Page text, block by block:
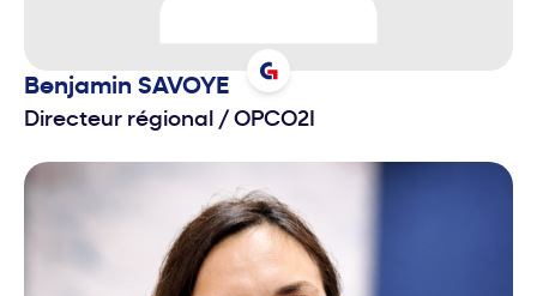
Benjamin SAVOYE
Directeur régional / OPCO2I